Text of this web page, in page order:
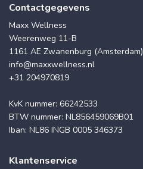
Contactgegevens
Maxx Wellness
Weerenweg 11-B
1161 AE Zwanenburg (Amsterdam)
info@maxxwellness.nl
+31 204970819
KvK nummer: 66242533
BTW nummer: NL856459069B01
Iban: NL86 INGB 0005 346373
Klantenservice